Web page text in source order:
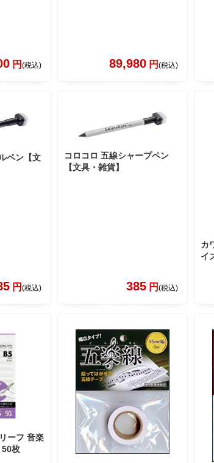
円 (税込) 89,980 円 (税込)
ペン【文
円 (税込)
コロコロ 五線シャープペン
【文具・雑貨】
385 円 (税込)
カ
イ
ーフ 音楽
枚